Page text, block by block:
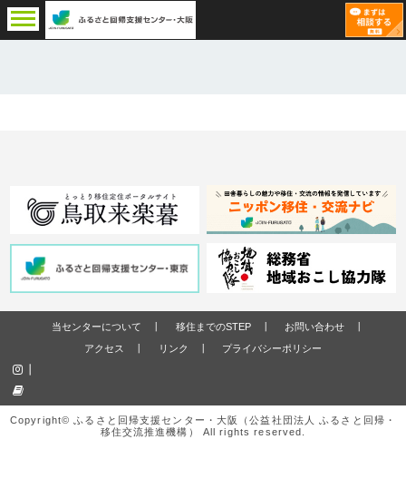
当センターについて 移住までのSTEP
お問い合わせ
アクセス
リンク プライバシーポリシー
Copyright© ふるさと回帰支援センター・大阪（公益社団法人 ふるさと回帰・
移住交流推進機構） All rights reserved.